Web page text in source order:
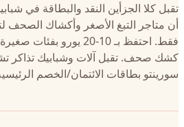
تقبل كلا الجزأين النقد والبطاقة في
فقط. احتفظ بـ 10-20
كشك صحف. تقبل آلات وشبابيك تذاكر
سورينتو بطاقات الائتمان/الخصم